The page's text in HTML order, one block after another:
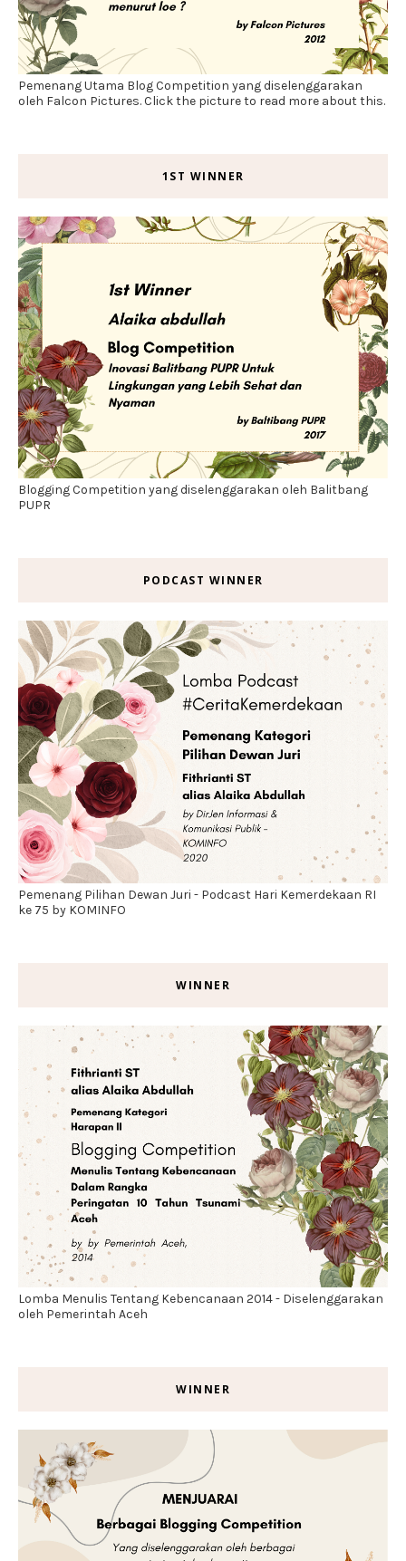
Pemenang Utama Blog Competition yang diselenggarakan
oleh Falcon Pictures. Click the picture to read more about this.
1ST WINNER
Blogging Competition yang diselenggarakan oleh Balitbang
PUPR
PODCAST WINNER
Pemenang Pilihan Dewan Juri - Podcast Hari Kemerdekaan RI
ke 75 by KOMINFO
WINNER
Lomba Menulis Tentang Kebencanaan 2014 - Diselenggarakan
oleh Pemerintah Aceh
WINNER